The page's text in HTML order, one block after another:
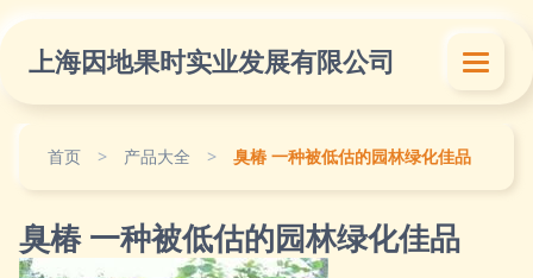
上海因地果时实业发展有限公司
首页 > 产品大全 > 臭椿 一种被低估的园林绿化佳品
臭椿 一种被低估的园林绿化佳品